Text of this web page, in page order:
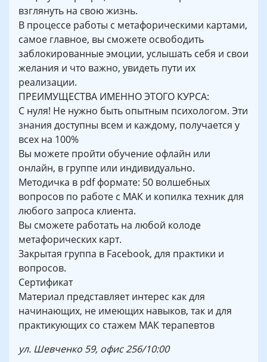
взглянуть на свою жизнь.
В процессе работы с метафорическими картами,
самое главное, вы сможете освободить
заблокированные эмоции, услышать себя и свои
желания и что важно, увидеть пути их
реализации.
ПРЕИМУЩЕСТВА ИМЕННО ЭТОГО КУРСА:
С нуля! Не нужно быть опытным психологом. Эти
знания доступны всем и каждому, получается у
всех на 100%
Вы можете пройти обучение офлайн или
онлайн, в группе или индивидуально.
Методичка в pdf формате: 50 волшебных
вопросов по работе с МАК и копилка техник для
любого запроса клиента.
Вы сможете работать на любой колоде
метафорических карт.
Закрытая группа в Facebook, для практики и
вопросов.
Сертификат
Материал представляет интерес как для
начинающих, не имеющих навыков, так и для
практикующих со стажем МАК терапевтов
ул. Шевченко 59, офис 256/10:00